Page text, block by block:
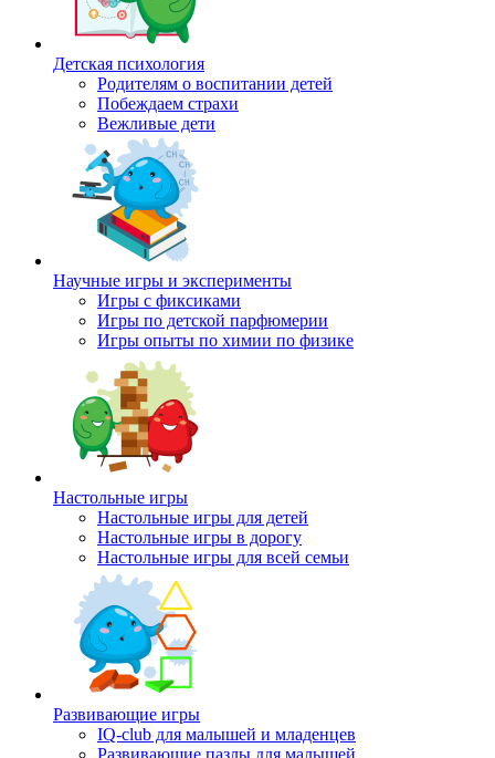
Детская психология
Родителям о воспитании детей
Побеждаем страхи
Вежливые дети
Научные игры и эксперименты
Игры с фиксиками
Игры по детской парфюмерии
Игры опыты по химии по физике
Настольные игры
Настольные игры для детей
Настольные игры в дорогу
Настольные игры для всей семьи
Развивающие игры
IQ-club для малышей и младенцев
Развивающие пазлы для малышей